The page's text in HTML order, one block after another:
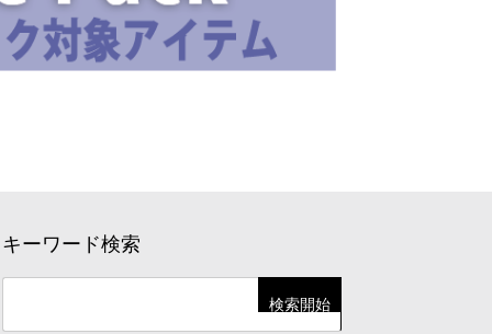
キーワード検索